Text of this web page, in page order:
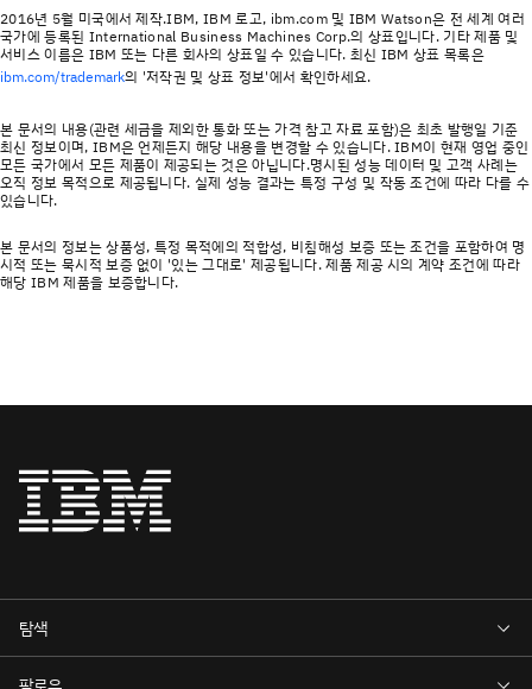
2016년 5월 미국에서 제작.IBM, IBM 로고, ibm.com 및 IBM Watson은 전 세계 여러
국가에 등록된 International Business Machines Corp.의 상표입니다. 기타 제품 및
서비스 이름은 IBM 또는 다른 회사의 상표일 수 있습니다. 최신 IBM 상표 목록은
ibm.com/trademark의 '저작권 및 상표 정보'에서 확인하세요.
본 문서의 내용(관련 세금을 제외한 통화 또는 가격 참고 자료 포함)은 최초 발행일 기준
최신 정보이며, IBM은 언제든지 해당 내용을 변경할 수 있습니다. IBM이 현재 영업 중인
모든 국가에서 모든 제품이 제공되는 것은 아닙니다.명시된 성능 데이터 및 고객 사례는
오직 정보 목적으로 제공됩니다. 실제 성능 결과는 특정 구성 및 작동 조건에 따라 다를 수
있습니다.
본 문서의 정보는 상품성, 특정 목적에의 적합성, 비침해성 보증 또는 조건을 포함하여 명
시적 또는 묵시적 보증 없이 '있는 그대로' 제공됩니다. 제품 제공 시의 계약 조건에 따라
해당 IBM 제품을 보증합니다.